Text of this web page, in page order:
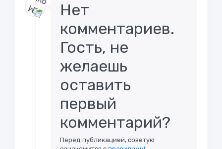
Нет
комментариев.
Гость, не
желаешь
оставить
первый
комментарий?
Перед публикацией, советую